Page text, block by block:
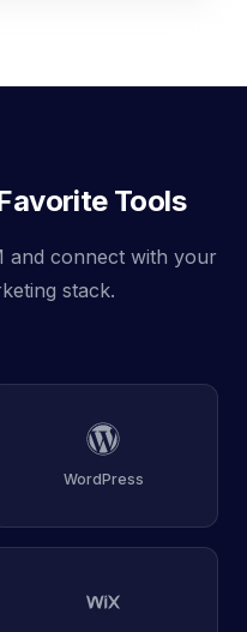
Tools
and connect with your
stack.
WordPress